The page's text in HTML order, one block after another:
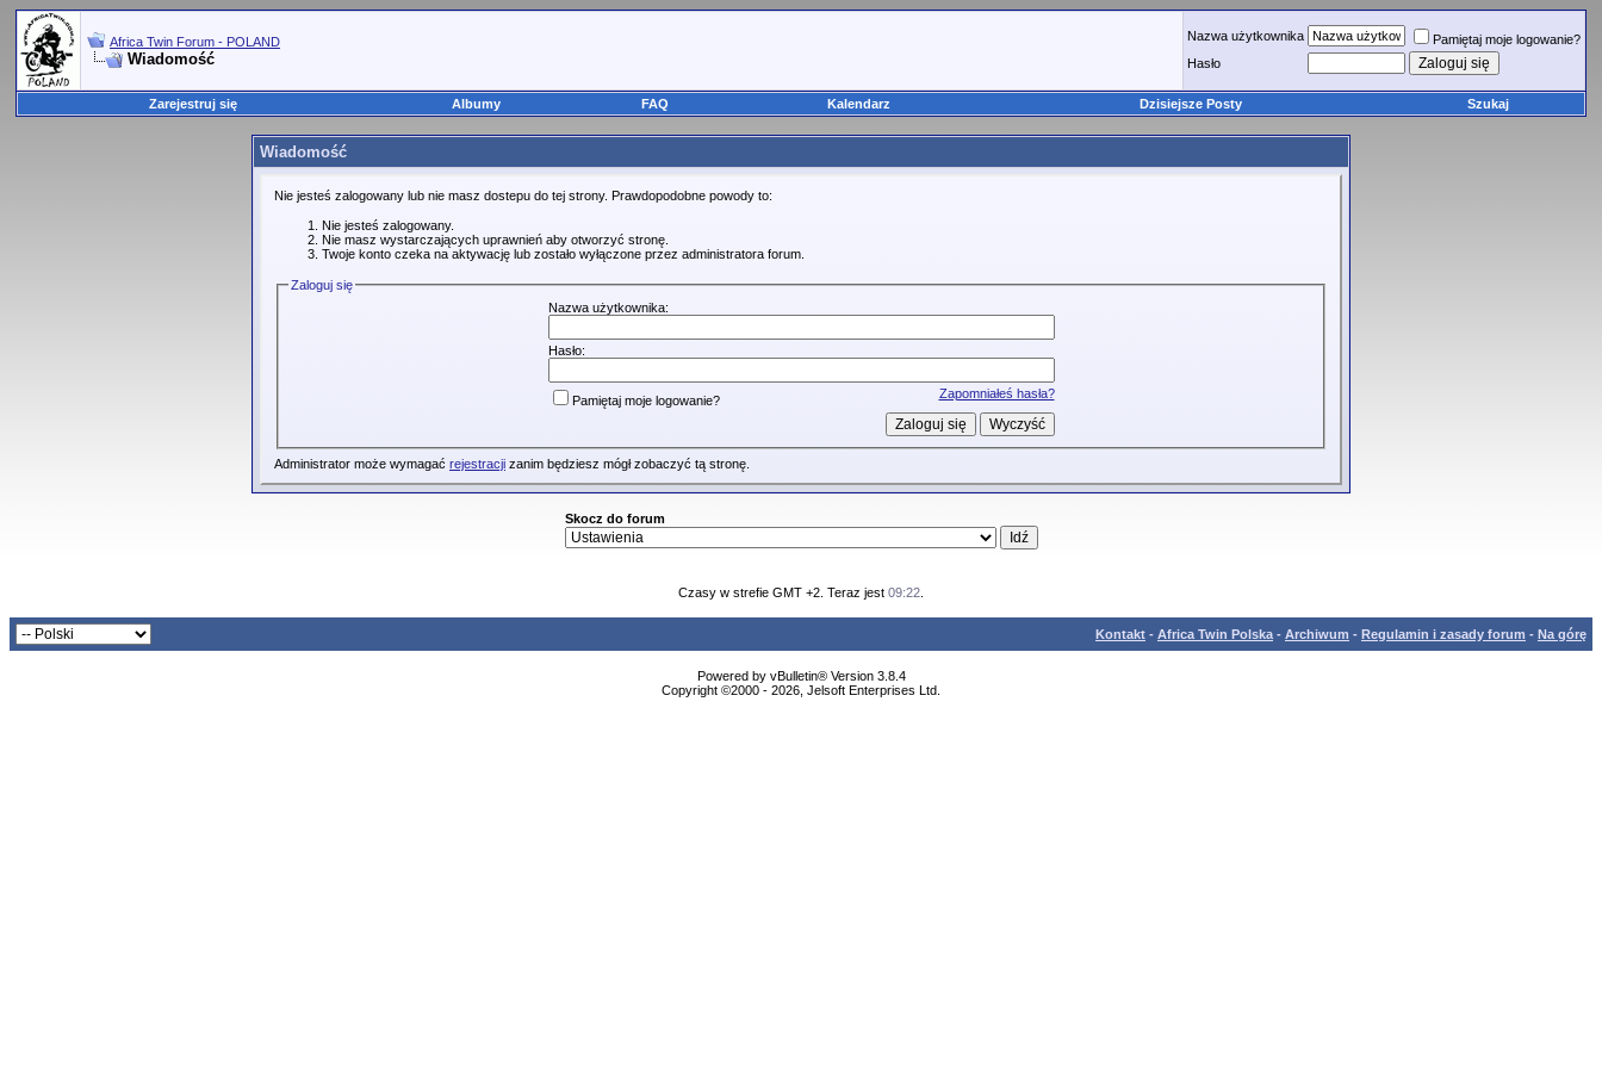
Africa Twin Forum - POLAND
Wiadomość
Nazwa użytkownika
Pamiętaj moje logowanie?
Hasło
Zarejestruj się Albumy FAQ Kalendarz Dzisiejsze Posty Szukaj
Wiadomość
Nie jesteś zalogowany lub nie masz dostepu do tej strony. Prawdopodobne powody to:
Nie jesteś zalogowany.
Nie masz wystarczających uprawnień aby otworzyć stronę.
Twoje konto czeka na aktywację lub zostało wyłączone przez administratora forum.
Zaloguj się
Nazwa użytkownika:
Hasło:
Zapomniałeś hasła?
Pamiętaj moje logowanie?
Administrator może wymagać rejestracji zanim będziesz mógł zobaczyć tą stronę.
Skocz do forum
Czasy w strefie GMT +2. Teraz jest 09:22
Kontakt - Africa Twin Polska - Archiwum - Regulamin i zasady forum - Na górę
Powered by vBulletin® Version 3.8.4
Copyright ©2000 - 2026, Jelsoft Enterprises Ltd.